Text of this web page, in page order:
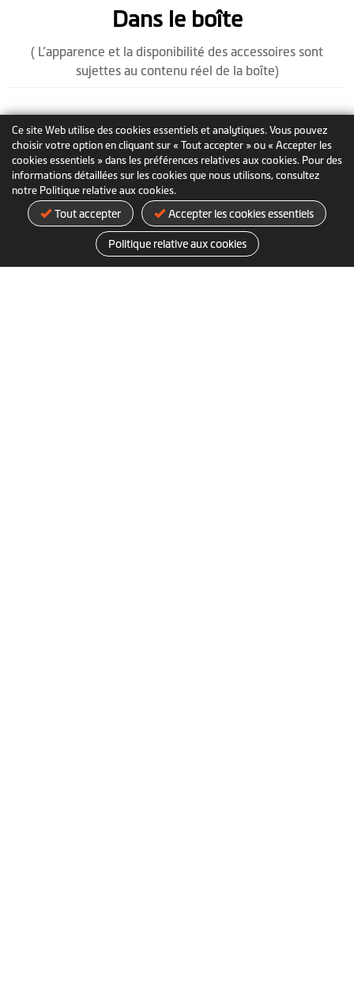
Ce site Web utilise des cookies essentiels et analytiques. Vous pouvez
choisir votre option en cliquant sur « Tout accepter » ou « Accepter les
cookies essentiels » dans les préférences relatives aux cookies. Pour des
informations détaillées sur les cookies que nous utilisons, consultez
notre Politique relative aux cookies.
Tout accepter Accepter les cookies essentiels
Politique relative aux cookies
Dans le boîte
( L’apparence et la disponibilité des accessoires sont
sujettes au contenu réel de la boîte)
MiVue™ J35